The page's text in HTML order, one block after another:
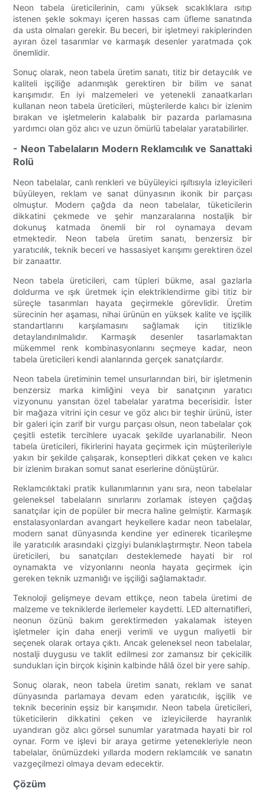
Neon tabela üreticilerinin, camı yüksek sıcaklıklara ısıtıp
istenen şekle sokmayı içeren hassas cam üfleme sanatında
da usta olmaları gerekir. Bu beceri, bir işletmeyi rakiplerinden
ayıran özel tasarımlar ve karmaşık desenler yaratmada çok
önemlidir.
Sonuç olarak, neon tabela üretim sanatı, titiz bir detaycılık ve
kaliteli işçiliğe adanmışlık gerektiren bir bilim ve sanat
karışımıdır. En iyi malzemeleri ve yetenekli zanaatkarları
kullanan neon tabela üreticileri, müşterilerde kalıcı bir izlenim
bırakan ve işletmelerin kalabalık bir pazarda parlamasına
yardımcı olan göz alıcı ve uzun ömürlü tabelalar yaratabilirler.
- Neon Tabelaların Modern Reklamcılık ve Sanattaki
Rolü
Neon tabelalar, canlı renkleri ve büyüleyici ışıltısıyla izleyicileri
büyüleyen, reklam ve sanat dünyasının ikonik bir parçası
olmuştur. Modern çağda da neon tabelalar, tüketicilerin
dikkatini çekmede ve şehir manzaralarına nostaljik bir
dokunuş katmada önemli bir rol oynamaya devam
etmektedir. Neon tabela üretim sanatı, benzersiz bir
yaratıcılık, teknik beceri ve hassasiyet karışımı gerektiren özel
bir zanaattır.
Neon tabela üreticileri, cam tüpleri bükme, asal gazlarla
doldurma ve ışık üretmek için elektriklendirme gibi titiz bir
süreçle tasarımları hayata geçirmekle görevlidir. Üretim
sürecinin her aşaması, nihai ürünün en yüksek kalite ve işçilik
standartlarını karşılamasını sağlamak için titizlikle
detaylandırılmalıdır. Karmaşık desenler tasarlamaktan
mükemmel renk kombinasyonlarını seçmeye kadar, neon
tabela üreticileri kendi alanlarında gerçek sanatçılardır.
Neon tabela üretiminin temel unsurlarından biri, bir işletmenin
benzersiz marka kimliğini veya bir sanatçının yaratıcı
vizyonunu yansıtan özel tabelalar yaratma becerisidir. İster
bir mağaza vitrini için cesur ve göz alıcı bir teşhir ürünü, ister
bir galeri için zarif bir vurgu parçası olsun, neon tabelalar çok
çeşitli estetik tercihlere uyacak şekilde uyarlanabilir. Neon
tabela üreticileri, fikirlerini hayata geçirmek için müşterileriyle
yakın bir şekilde çalışarak, konseptleri dikkat çeken ve kalıcı
bir izlenim bırakan somut sanat eserlerine dönüştürür.
Reklamcılıktaki pratik kullanımlarının yanı sıra, neon tabelalar
geleneksel tabelaların sınırlarını zorlamak isteyen çağdaş
sanatçılar için de popüler bir mecra haline gelmiştir. Karmaşık
enstalasyonlardan avangart heykellere kadar neon tabelalar,
modern sanat dünyasında kendine yer edinerek ticarileşme
ile yaratıcılık arasındaki çizgiyi bulanıklaştırmıştır. Neon tabela
üreticileri, bu sanatçıları desteklemede hayati bir rol
oynamakta ve vizyonlarını neonla hayata geçirmek için
gereken teknik uzmanlığı ve işçiliği sağlamaktadır.
Teknoloji gelişmeye devam ettikçe, neon tabela üretimi de
malzeme ve tekniklerde ilerlemeler kaydetti. LED alternatifleri,
neonun özünü bakım gerektirmeden yakalamak isteyen
işletmeler için daha enerji verimli ve uygun maliyetli bir
seçenek olarak ortaya çıktı. Ancak geleneksel neon tabelalar,
nostalji duygusu ve taklit edilmesi zor zamansız bir çekicilik
sundukları için birçok kişinin kalbinde hâlâ özel bir yere sahip.
Sonuç olarak, neon tabela üretim sanatı, reklam ve sanat
dünyasında parlamaya devam eden yaratıcılık, işçilik ve
teknik becerinin eşsiz bir karışımıdır. Neon tabela üreticileri,
tüketicilerin dikkatini çeken ve izleyicilerde hayranlık
uyandıran göz alıcı görsel sunumlar yaratmada hayati bir rol
oynar. Form ve işlevi bir araya getirme yetenekleriyle neon
tabelalar, önümüzdeki yıllarda modern reklamcılık ve sanatın
vazgeçilmezi olmaya devam edecektir.
Çözüm